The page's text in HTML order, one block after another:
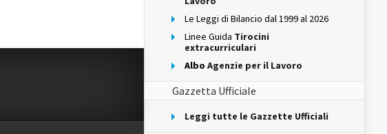
Le Leggi di Bilancio dal 1999 al 2026
Linee Guida Tirocini
extracurriculari
Albo Agenzie per il Lavoro
Gazzetta Ufficiale
Leggi tutte le Gazzette Ufficiali